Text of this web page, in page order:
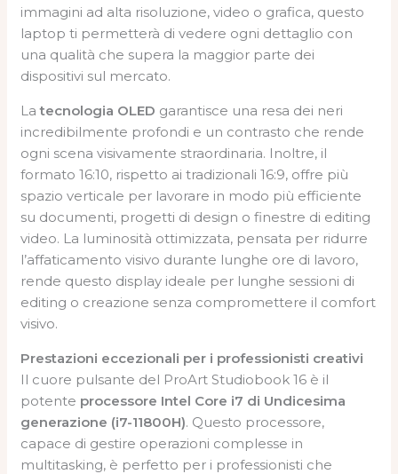
immagini ad alta risoluzione, video o grafica, questo
laptop ti permetterà di vedere ogni dettaglio con
una qualità che supera la maggior parte dei
dispositivi sul mercato.
Latecnologia OLED garantisce una resa dei neri
incredibilmente profondi e un contrasto che rende
ogni scena visivamente straordinaria. Inoltre, il
formato 16:10, rispetto ai tradizionali 16:9, offre più
spazio verticale per lavorare in modo più efficiente
su documenti, progetti di design o finestre di editing
video. La luminosità ottimizzata, pensata per ridurre
l’affaticamento visivo durante lunghe ore di lavoro,
rende questo display ideale per lunghe sessioni di
editing o creazione senza compromettere il comfort
visivo.
Prestazioni eccezionali per i professionisti creativi
Il cuore pulsante del ProArt Studiobook 16 è il
potente processore Intel Core i7 di Undicesima
generazione (i7-11800H). Questo processore,
capace di gestire operazioni complesse in
multitasking, è perfetto per i professionisti che